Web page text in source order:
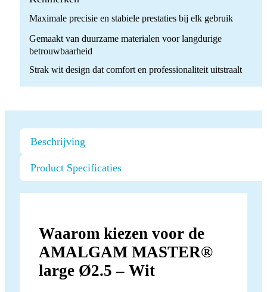
Maximale precisie en stabiele prestaties bij elk gebruik
Gemaakt van duurzame materialen voor langdurige
betrouwbaarheid
Strak wit design dat comfort en professionaliteit uitstraalt
Beschrijving
Product Specificaties
Waarom kiezen voor de
AMALGAM MASTER®
large Ø2.5 – Wit